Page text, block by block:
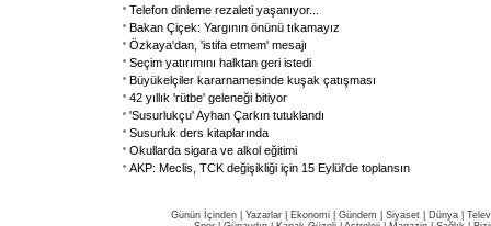
Telefon dinleme rezaleti yaşanıyor...
Bakan Çiçek: Yargının önünü tıkamayız
Özkaya'dan, 'istifa etmem' mesajı
Seçim yatırımını halktan geri istedi
Büyükelçiler kararnamesinde kuşak çatışması
42 yıllık 'rütbe' geleneği bitiyor
'Susurlukçu' Ayhan Çarkın tutuklandı
Susurluk ders kitaplarında
Okullarda sigara ve alkol eğitimi
AKP: Meclis, TCK değişikliği için 15 Eylül'de toplansın
Günün İçinden Yazarlar Ekonomi Gündem Siyaset Dünya |